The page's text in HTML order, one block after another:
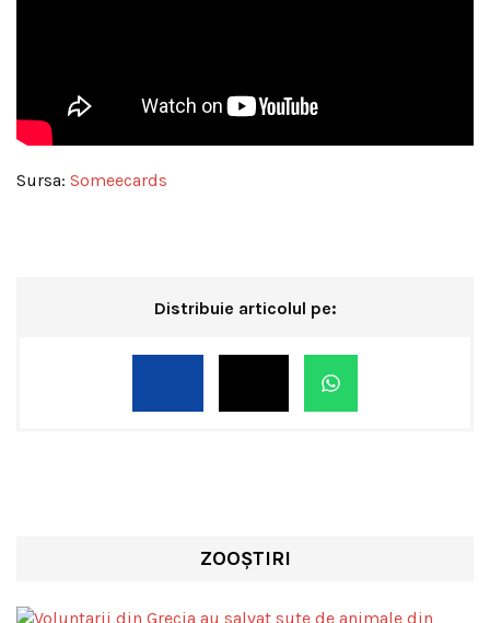
Sursa: Someecards
Distribuie articolul pe:
ZOOȘTIRI